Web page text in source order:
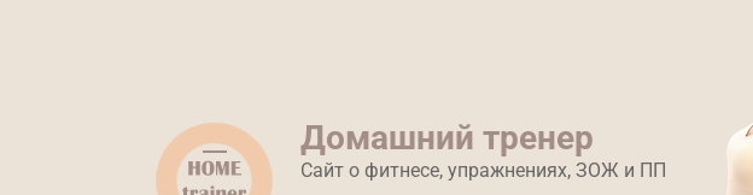
Домашний тренер
Сайт о фитнесе, упражнениях, ЗОЖ и ПП